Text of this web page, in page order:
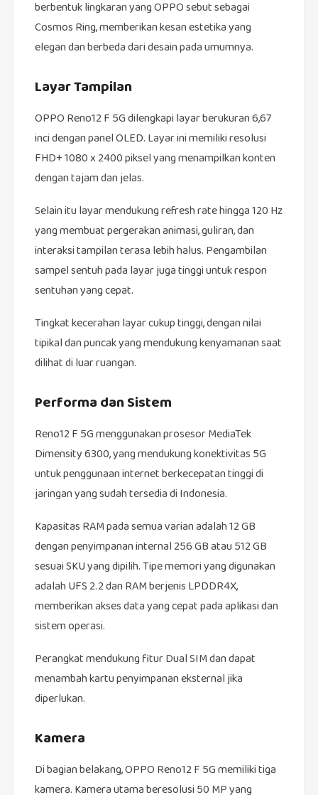
berbentuk lingkaran yang OPPO sebut sebagai
Cosmos Ring, memberikan kesan estetika yang
elegan dan berbeda dari desain pada umumnya.
Layar Tampilan
OPPO Reno12 F 5G dilengkapi layar berukuran 6,67
inci dengan panel OLED. Layar ini memiliki resolusi
FHD+ 1080 x 2400 piksel yang menampilkan konten
dengan tajam dan jelas.
Selain itu layar mendukung refresh rate hingga 120 Hz
yang membuat pergerakan animasi, guliran, dan
interaksi tampilan terasa lebih halus. Pengambilan
sampel sentuh pada layar juga tinggi untuk respon
sentuhan yang cepat.
Tingkat kecerahan layar cukup tinggi, dengan nilai
tipikal dan puncak yang mendukung kenyamanan saat
dilihat di luar ruangan.
Performa dan Sistem
Reno12 F 5G menggunakan prosesor MediaTek
Dimensity 6300, yang mendukung konektivitas 5G
untuk penggunaan internet berkecepatan tinggi di
jaringan yang sudah tersedia di Indonesia.
Kapasitas RAM pada semua varian adalah 12 GB
dengan penyimpanan internal 256 GB atau 512 GB
sesuai SKU yang dipilih. Tipe memori yang digunakan
adalah UFS 2.2 dan RAM berjenis LPDDR4X,
memberikan akses data yang cepat pada aplikasi dan
sistem operasi.
Perangkat mendukung fitur Dual SIM dan dapat
menambah kartu penyimpanan eksternal jika
diperlukan.
Kamera
Di bagian belakang, OPPO Reno12 F 5G memiliki tiga
kamera. Kamera utama beresolusi 50 MP yang